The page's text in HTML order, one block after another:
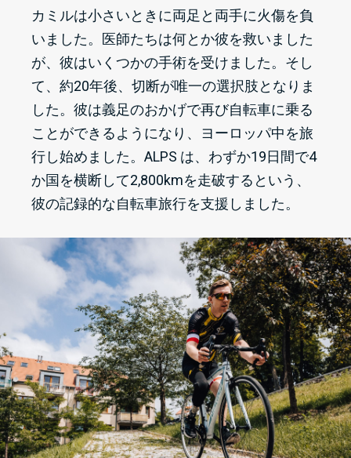
カミルは小さいときに両足と両手に火傷を負
いました。医師たちは何とか彼を救いました
が、彼はいくつかの手術を受けました。そし
て、約20年後、切断が唯一の選択肢となりま
した。彼は義足のおかげで再び自転車に乗る
ことができるようになり、ヨーロッパ中を旅
行し始めました。ALPS は、わずか19日間で4
か国を横断して2,800kmを走破するという、
彼の記録的な自転車旅行を支援しました。